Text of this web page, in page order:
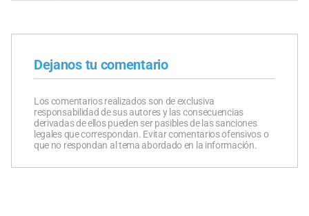
Dejanos tu comentario
Los comentarios realizados son de exclusiva
responsabilidad de sus autores y las consecuencias
derivadas de ellos pueden ser pasibles de las sanciones
legales que correspondan. Evitar comentarios ofensivos o
que no respondan al tema abordado en la información.